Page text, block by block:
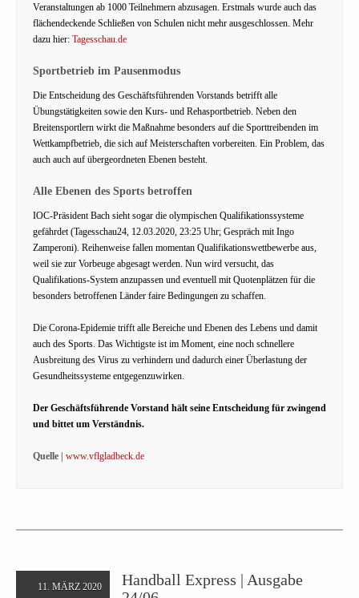
Veranstaltungen ab 1000 Teilnehmern abzusagen. Erstmals wurde auch das
flächendeckende Schließen von Schulen nicht mehr ausgeschlossen. Mehr
dazu hier: Tagesschau.de
Sportbetrieb im Pausenmodus
Die Entscheidung des Geschäftsführenden Vorstands betrifft alle
Übungstätigkeiten sowie den Kurs- und Rehasportbetrieb. Neben den
Breitensportlern wirkt die Maßnahme besonders auf die Sporttreibenden im
Wettkampfbetrieb, die sich auf Meisterschaften vorbereiten. Ein Problem, das
auch auch auf übergeordneten Ebenen besteht.
Alle Ebenen des Sports betroffen
IOC-Präsident Bach sieht sogar die olympischen Qualifikationssysteme
gefährdet (Tagesschau24, 12.03.2020, 23:25 Uhr; Gespräch mit Ingo
Zamperoni). Reihenweise fallen momentan Qualifikationswettbewerbe aus,
weil sie zur Vorbeuge abgesagt werden. Nun wird versucht, das
Qualifikations-System anzupassen und eventuell mit Quotenplätzen für die
besonders betroffenen Länder faire Bedingungen zu schaffen.
Die Corona-Epidemie trifft alle Bereiche und Ebenen des Lebens und damit
auch des Sports. Das Wichtigste ist im Moment, eine noch schnellere
Ausbreitung des Virus zu verhindern und dadurch einer Überlastung der
Gesundheitssysteme entgegenzuwirken.
Der Geschäftsführende Vorstand hält seine Entscheidung für zwingend
und bittet um Verständnis.
Quelle | www.vflgladbeck.de
11. MÄRZ 2020
Handball Express | Ausgabe